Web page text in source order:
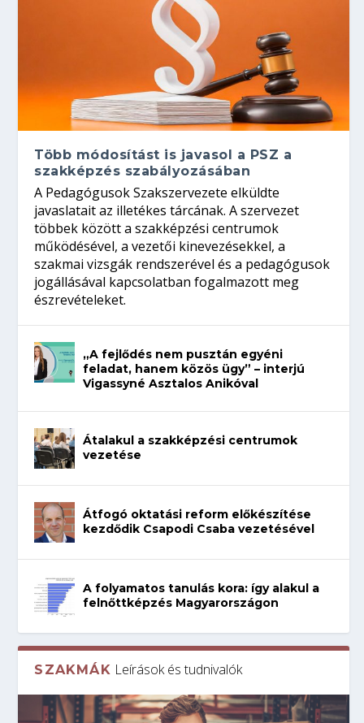
Több módosítást is javasol a PSZ a
szakképzés szabályozásában
A Pedagógusok Szakszervezete elküldte
javaslatait az illetékes tárcának. A szervezet
többek között a szakképzési centrumok
működésével, a vezetői kinevezésekkel, a
szakmai vizsgák rendszerével és a pedagógusok
jogállásával kapcsolatban fogalmazott meg
észrevételeket.
„A fejlődés nem pusztán egyéni
feladat, hanem közös ügy” – interjú
Vigassyné Asztalos Anikóval
Átalakul a szakképzési centrumok
vezetése
Átfogó oktatási reform előkészítése
kezdődik Csapodi Csaba vezetésével
A folyamatos tanulás kora: így alakul a
felnőttképzés Magyarországon
SZAKMÁK Leírások és tudnivalók